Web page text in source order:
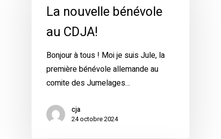
La nouvelle bénévole
au CDJA!
Bonjour à tous ! Moi je suis Jule, la
première bénévole allemande au
comite des Jumelages…
cja
24 octobre 2024